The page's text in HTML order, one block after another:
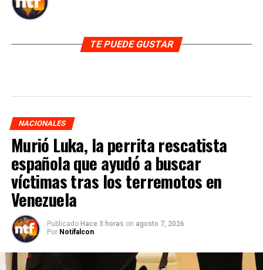
TE PUEDE GUSTAR
NACIONALES
Murió Luka, la perrita rescatista
española que ayudó a buscar
víctimas tras los terremotos en
Venezuela
Publicado Hace 3 horas on agosto 7, 2026
Por Notifalcon